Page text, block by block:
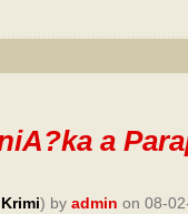
a
Krimi) by admin on 08-